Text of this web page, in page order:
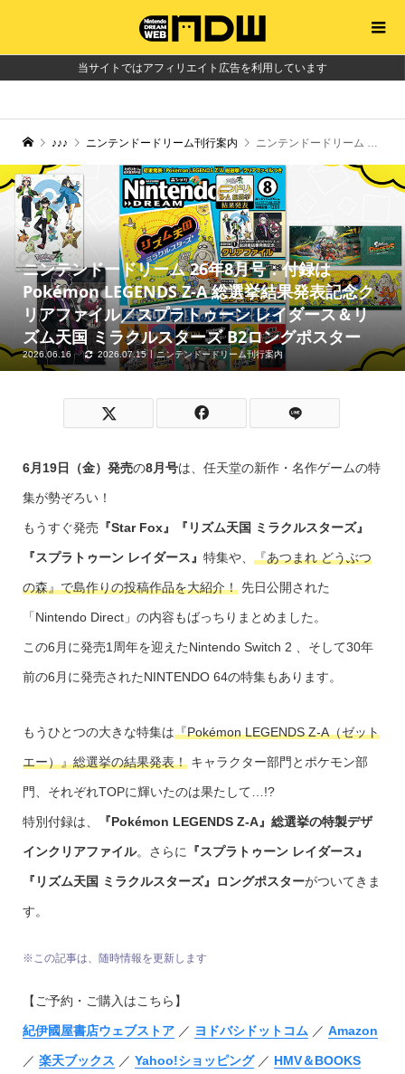
当サイトではアフィリエイト広告を利用しています
♪♪♪ ニンテンドードリーム刊行案内 ニンテンドードリーム 26年8月号：付録はPokémon LEGENDS Z-A 総選挙結果発表記念クリアファイル／スプラトゥーン レイダース＆リズム天国 ミラクルスターズ B2ロングポスター
ニンテンドードリーム 26年8月号：付録は
Pokémon LEGENDS Z-A 総選挙結果発表記念ク
リアファイル／スプラトゥーン レイダース＆リ
ズム天国 ミラクルスターズ B2ロングポスター
2026.06.16 2026.07.15 ニンテンドードリーム刊行案内
6月19日（金）発売の8月号は、任天堂の新作・名作ゲームの特
集が勢ぞろい！
もうすぐ発売 『Star Fox』『リズム天国 ミラクルスターズ』
『スプラトゥーン レイダース』 特集や、 『あつまれ どうぶつ
の森』で島作りの投稿作品を大紹介！先日公開された
「Nintendo Direct」の内容もばっちりまとめました。
この6月に発売1周年を迎えたNintendo Switch 2 、そして30年
前の6月に発売されたNINTENDO 64の特集もあります。
もうひとつの大きな特集は『Pokémon LEGENDS Z-A（ゼット
エー）』総選挙の結果発表！キャラクター部門とポケモン部
門、それぞれTOPに輝いたのは果たして…!?
特別付録は、 『Pokémon LEGENDS Z-A』総選挙の特製デザ
インクリアファイル。さらに 『スプラトゥーン レイダース』
『リズム天国 ミラクルスターズ』ロングポスターがついてきま
す。
※この記事は、随時情報を更新します
【ご予約・ご購入はこちら】
紀伊國屋書店ウェブストア／ ヨドバシドットコム ／ Amazon
／ 楽天ブックス ／ Yahoo!ショッピング／ HMV＆BOOKS